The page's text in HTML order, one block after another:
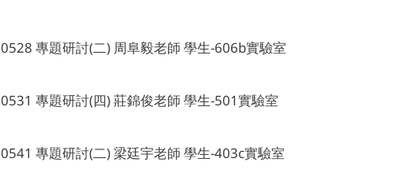
0528 專題研討(二) 周阜毅老師 學生-606b實驗室
0531 專題研討(四) 莊錦俊老師 學生-501實驗室
0541 專題研討(二) 梁廷宇老師 學生-403c實驗室